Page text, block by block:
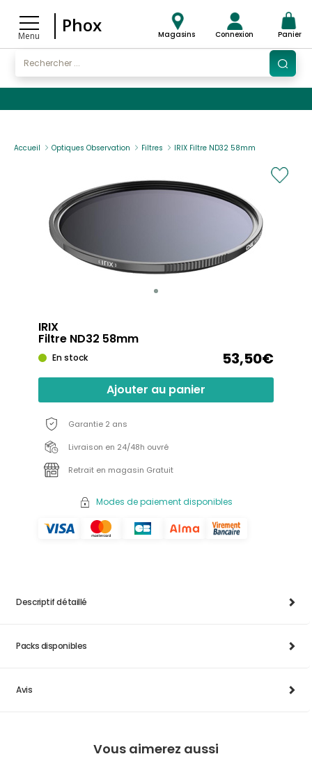
Menu
Phox Magasins Connexion Panier
Accueil Optiques Observation Filtres IRIX Filtre ND32 58mm
IRIX
Filtre ND32 58mm
En stock 53,50€
Ajouter au panier
Garantie 2 ans
Livraison en 24/48h ouvré
Retrait en magasin Gratuit
Modes de paiement disponibles
Descriptif détaillé
Packs disponibles
Avis
Vous aimerez aussi